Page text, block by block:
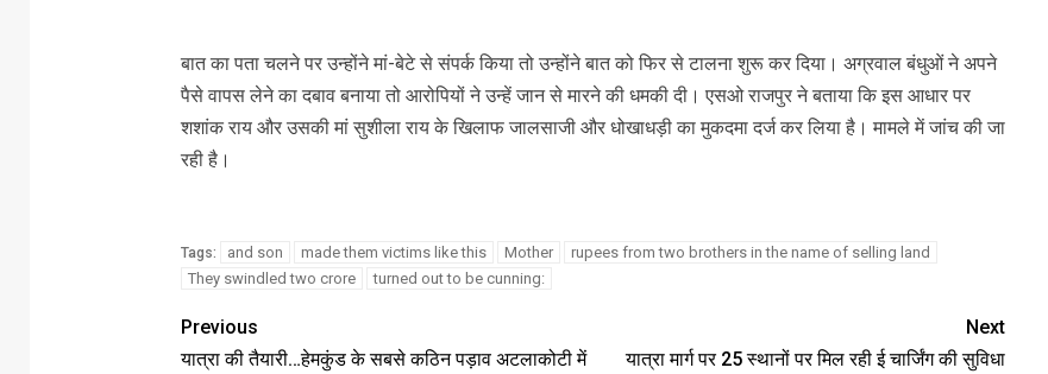
बात का पता चलने पर उन्होंने मां-बेटे से संपर्क किया तो उन्होंने बात को फिर से टालना शुरू कर दिया। अग्रवाल बंधुओं ने अपने
पैसे वापस लेने का दबाव बनाया तो आरोपियों ने उन्हें जान से मारने की धमकी दी। एसओ राजपुर ने बताया कि इस आधार पर
शशांक राय और उसकी मां सुशीला राय के खिलाफ जालसाजी और धोखाधड़ी का मुकदमा दर्ज कर लिया है। मामले में जांच की जा
रही है।
Tags: and son made them victims like this Mother
rupees from two brothers in the name of selling land
They swindled two crore
turned out to be cunning:
Previous
यात्रा की तैयारी…हेमकुंड के सबसे कठिन पड़ाव अटलाकोटी में
Next
यात्रा मार्ग पर 25 स्थानों पर मिल रही ई चार्जिंग की सुविधा